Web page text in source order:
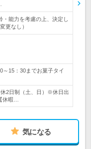
能力を考慮の上、決定し
更なし）
～15：30までお菓子タイ
2日制（土、日）※休日出
休暇…
気になる